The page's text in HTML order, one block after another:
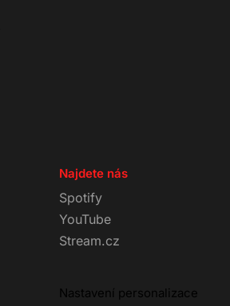
Najdete nás
Spotify
YouTube
Stream.cz
Nastavení personalizace